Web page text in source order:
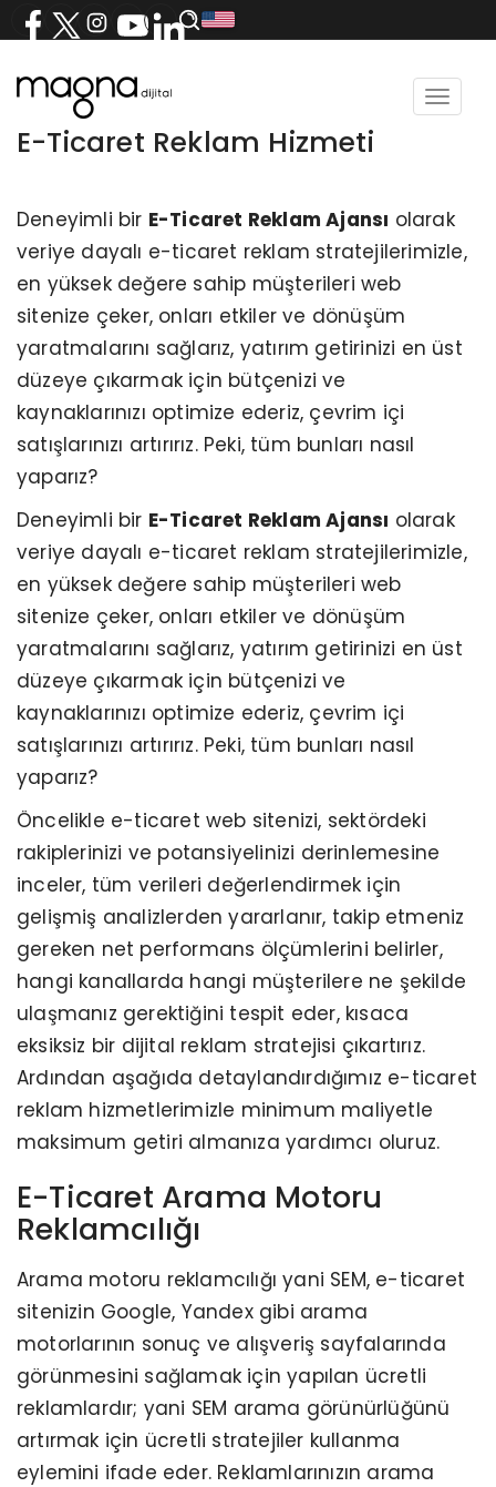
Toggle
E-Ticaret Reklam Hizmeti
Deneyimli bir E-Ticaret Reklam Ajansı olarak
veriye dayalı e-ticaret reklam stratejilerimizle,
en yüksek değere sahip müşterileri web
sitenize çeker, onları etkiler ve dönüşüm
yaratmalarını sağlarız, yatırım getirinizi en üst
düzeye çıkarmak için bütçenizi ve
kaynaklarınızı optimize ederiz, çevrim içi
satışlarınızı artırırız. Peki, tüm bunları nasıl
yaparız?
Deneyimli bir E-Ticaret Reklam Ajansı olarak
veriye dayalı e-ticaret reklam stratejilerimizle,
en yüksek değere sahip müşterileri web
sitenize çeker, onları etkiler ve dönüşüm
yaratmalarını sağlarız, yatırım getirinizi en üst
düzeye çıkarmak için bütçenizi ve
kaynaklarınızı optimize ederiz, çevrim içi
satışlarınızı artırırız. Peki, tüm bunları nasıl
yaparız?
Öncelikle e-ticaret web sitenizi, sektördeki
rakiplerinizi ve potansiyelinizi derinlemesine
inceler, tüm verileri değerlendirmek için
gelişmiş analizlerden yararlanır, takip etmeniz
gereken net performans ölçümlerini belirler,
hangi kanallarda hangi müşterilere ne şekilde
ulaşmanız gerektiğini tespit eder, kısaca
eksiksiz bir dijital reklam stratejisi çıkartırız.
Ardından aşağıda detaylandırdığımız e-ticaret
reklam hizmetlerimizle minimum maliyetle
maksimum getiri almanıza yardımcı oluruz.
E-Ticaret Arama Motoru
Reklamcılığı
Arama motoru reklamcılığı yani SEM, e-ticaret
sitenizin Google, Yandex gibi arama
motorlarının sonuç ve alışveriş sayfalarında
görünmesini sağlamak için yapılan ücretli
reklamlardır; yani SEM arama görünürlüğünü
artırmak için ücretli stratejiler kullanma
eylemini ifade eder. Reklamlarınızın arama